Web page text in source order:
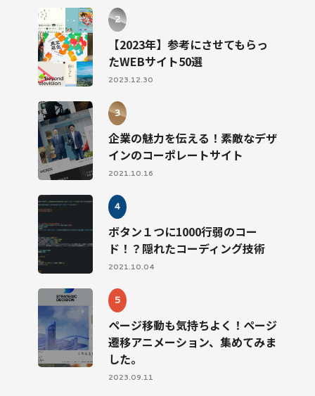
【2023年】参考にさせてもらっ
たWEBサイト50選
2023.12.30
企業の魅力を伝える！素敵なデザ
インのコーポレートサイト
2021.10.16
ボタン１つに1000行弱のコー
ド！？隠れたコーディング技術
2021.10.04
ページ移動も気持ちよく！ページ
遷移アニメーション、集めてみま
した。
2023.09.11